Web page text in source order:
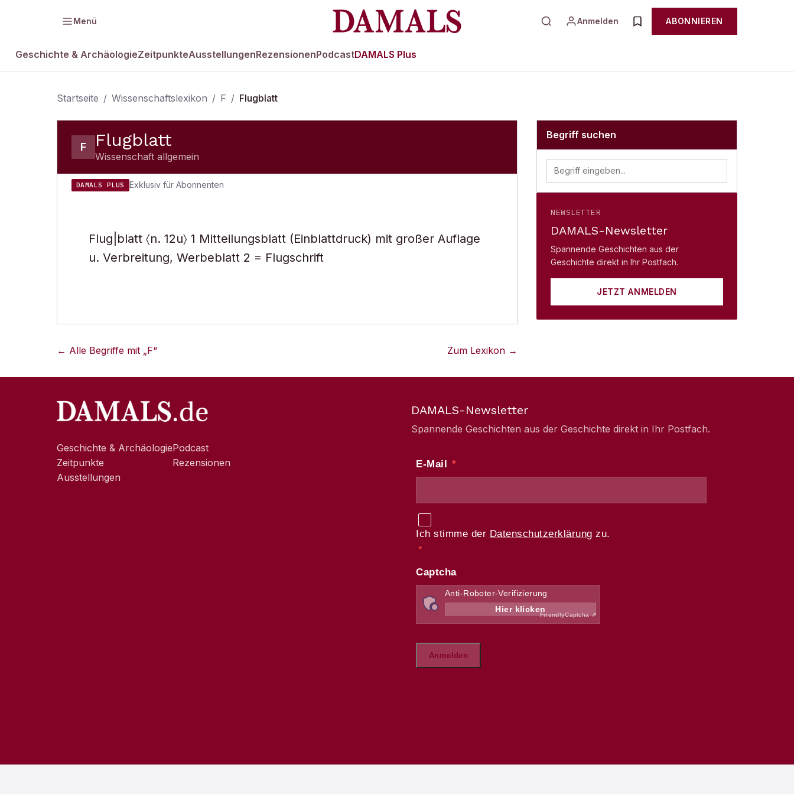
Menü Anmelden ABONNIEREN
Geschichte & ArchäologieZeitpunkteAusstellungenRezensionenPodcastDAMALS Plus
Startseite / Wissenschaftslexikon / F / Flugblatt
F Flugblatt
Wissenschaft allgemein
DAMALS PLUS Exklusiv für Abonnenten
Flug|blatt 〈n. 12u〉 1 Mitteilungsblatt (Einblattdruck) mit großer Auflage
u. Verbreitung, Werbeblatt 2 = Flugschrift
← Alle Begriffe mit „F“ Zum Lexikon →
Begriff suchen
NEWSLETTER
DAMALS-Newsletter
Spannende Geschichten aus der
Geschichte direkt in Ihr Postfach.
JETZT ANMELDEN
Geschichte & Archäologie
Zeitpunkte
Ausstellungen
Podcast
Rezensionen
DAMALS-Newsletter
Spannende Geschichten aus der Geschichte direkt in Ihr Postfach.